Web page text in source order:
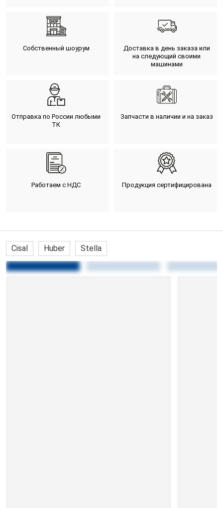
Собственный шоурум
Доставка в день заказа или
на следующий своими
машинами
Отправка по России любыми
ТК
Запчасти в наличии и на заказ
Работаем с НДС Продукция сертифицирована
Cisal Huber Stella